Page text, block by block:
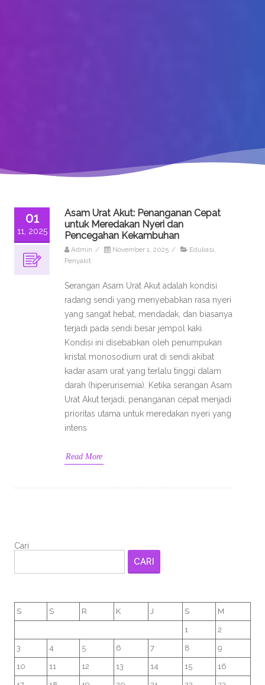
01
11, 2025
Asam Urat Akut: Penanganan Cepat
untuk Meredakan Nyeri dan
Pencegahan Kekambuhan
Admin / November 1, 2025 / Edukasi,
Penyakit
Serangan Asam Urat Akut adalah kondisi
radang sendi yang menyebabkan rasa nyeri
yang sangat hebat, mendadak, dan biasanya
terjadi pada sendi besar jempol kaki.
Kondisi ini disebabkan oleh penumpukan
kristal monosodium urat di sendi akibat
kadar asam urat yang terlalu tinggi dalam
darah (hiperurisemia). Ketika serangan Asam
Urat Akut terjadi, penanganan cepat menjadi
prioritas utama untuk meredakan nyeri yang
intens
Read More
Cari
CARI
S S R K J S M
1 2
3 4 5 6 7 8 9
10 11 12 13 14 15 16